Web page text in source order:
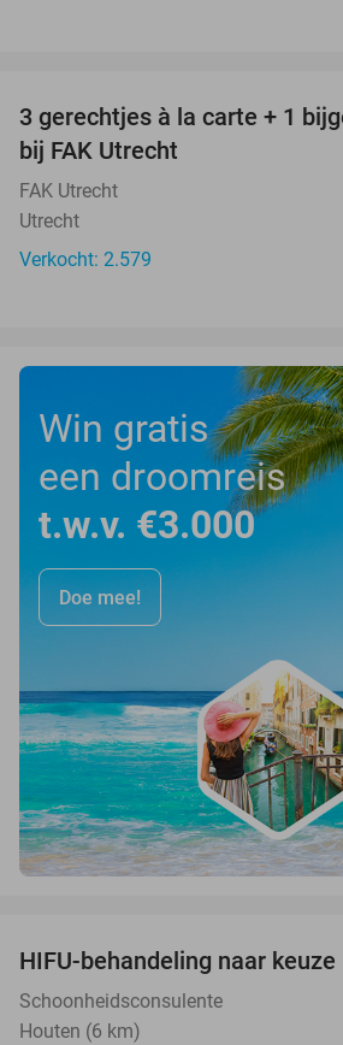
3 gerechtjes à la carte + 1
bij FAK Utrecht
FAK Utrecht
Utrecht
Verkocht: 2.579
Win gratis
een droomreis
t.w.v. €3.000
Doe mee!
HIFU-behandeling naar keuze
Schoonheidsconsulente
Houten (6 km)